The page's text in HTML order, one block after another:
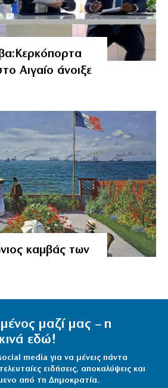
Αιγαίο άνοιξε
καμβάς των
μαζί μας – η
εδώ!
media για να μένεις πάντα
ειδήσεις, αποκαλύψεις και
από τη Δημοκρατία.